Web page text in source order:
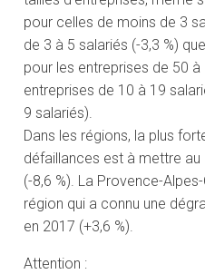
pour celles de moins de 3
de 3 à 5 salariés (-3,3 %)
pour les entreprises de 50
entreprises de 10 à 19
9 salariés).
Dans les régions, la plus
défaillances est à mettre
(-8,6 %). La Provence-
région qui a connu une
en 2017 (+3,6 %).
Attention :